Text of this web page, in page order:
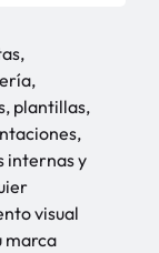
plantillas,
internas y
visual
marca